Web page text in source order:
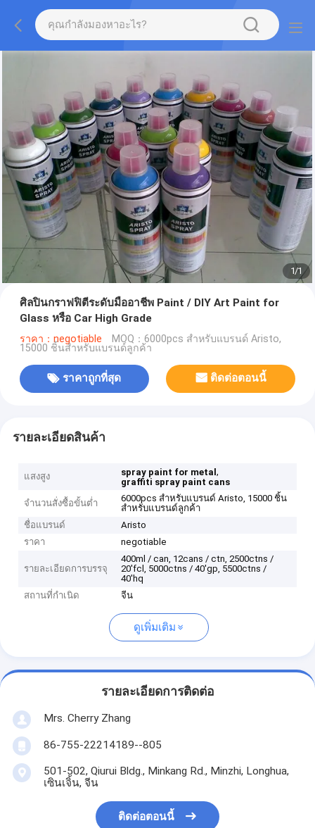
1/1
ศิลปินกราฟฟิตีระดับมืออาชีพ Paint / DIY Art Paint for
Glass หรือ Car High Grade
ราคา：negotiable MOQ：6000pcs สำหรับแบรนด์ Aristo,
15000 ชิ้นสำหรับแบรนด์ลูกค้า
ราคาถูกที่สุด ติดต่อตอนนี้
รายละเอียดสินค้า
แสงสูง spray paint for metal,
graffiti spray paint cans
จำนวนสั่งซื้อขั้นต่ำ
6000pcs สำหรับแบรนด์ Aristo, 15000 ชิ้น
สำหรับแบรนด์ลูกค้า
ชื่อแบรนด์
Aristo
ราคา
negotiable
รายละเอียดการบรรจุ
400ml / can, 12cans / ctn, 2500ctns /
20'fcl, 5000ctns / 40'gp, 5500ctns /
40'hq
สถานที่กำเนิด
จีน
ดูเพิ่มเติม
รายละเอียดการติดต่อ
Mrs. Cherry Zhang
86-755-22214189--805
501-502, Qiurui Bldg., Minkang Rd., Minzhi, Longhua,
เซินเจิ้น, จีน
ติดต่อตอนนี้